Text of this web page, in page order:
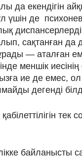
да екендігін
үшін де
сақтанған да
— аталған
меншік
ие де емес,
дегенді
тек
байланысты